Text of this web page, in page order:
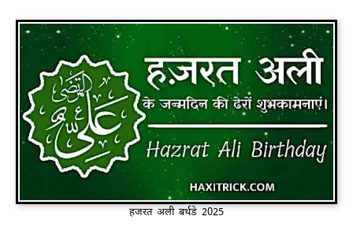
हजरत अली बर्थडे 2025